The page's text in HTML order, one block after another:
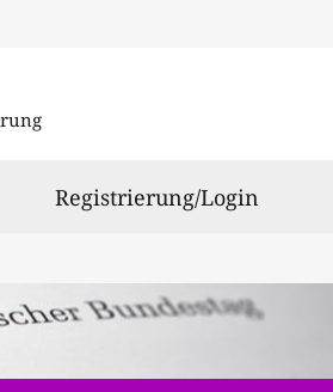
Registrierung/Login